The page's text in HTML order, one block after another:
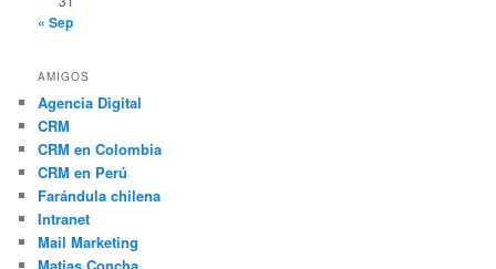
« Sep
AMIGOS
Agencia Digital
CRM
CRM en Colombia
CRM en Perú
Farándula chilena
Intranet
Mail Marketing